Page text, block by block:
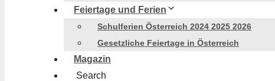
Feiertage und Ferien
Schulferien Österreich 2024 2025 2026
Gesetzliche Feiertage in Österreich
Magazin
Search